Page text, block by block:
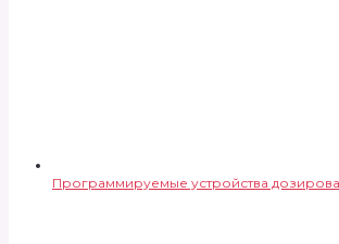
Программируемые устройства